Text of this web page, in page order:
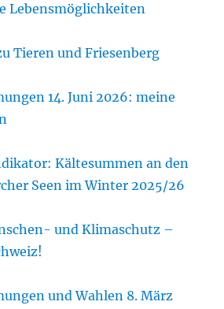
Lebensmöglichkeiten
Tieren und Friesenberg
14. Juni 2026: meine
Kältesummen an den
Seen im Winter 2025/26
und Klimaschutz –
und Wahlen 8. März